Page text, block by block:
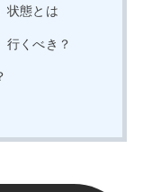
状態とは
行くべき？